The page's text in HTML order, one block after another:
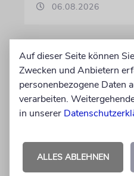
06.08.2026
Auf dieser Seite können
Zwecken und Anbietern
personenbezogene Daten
verarbeiten.
in unserer
ALLES ABLEHNEN